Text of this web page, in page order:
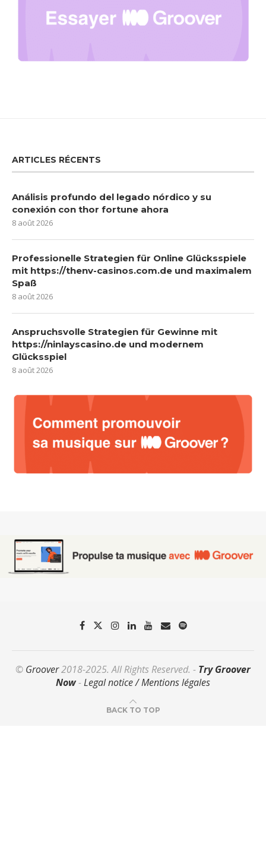
ARTICLES RÉCENTS
Análisis profundo del legado nórdico y su
conexión con thor fortune ahora
8 août 2026
Professionelle Strategien für Online Glücksspiele
mit https://thenv-casinos.com.de und maximalem
Spaß
8 août 2026
Anspruchsvolle Strategien für Gewinne mit
https://ninlayscasino.de und modernem
Glücksspiel
8 août 2026
© Groover2018-2025. All Rights Reserved. - Try Groover
Now-Legal notice / Mentions légales
BACK TO TOP